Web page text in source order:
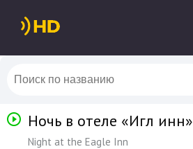
Ночь в отеле «Игл инн»
Night at the Eagle Inn